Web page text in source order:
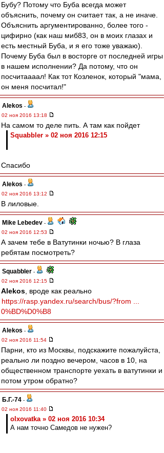
Бубу? Потому что Буба всегда может
объяснить, почему он считает так, а не иначе.
Объяснить аргументированно, более того -
цифирно (как наш миб83, он в моих глазах и
есть местный Буба, и я его тоже уважаю).
Почему Буба был в восторге от последней игры
в нашем исполнении? Да потому, что он
посчитаааал! Как тот Козленок, который "мама,
он меня посчитал!"
Alekos -
02 ноя 2016 13:18
На самом то деле пить. А там как пойдет
Squabbler » 02 ноя 2016 12:15
Спасибо
Alekos -
02 ноя 2016 13:12
В лиловые.
Mike Lebedev -
02 ноя 2016 12:53
А зачем тебе в Ватутинки ночью? В глаза
ребятам посмотреть?
Squabbler -
02 ноя 2016 12:15
Alekos , вроде как реально
https://rasp.yandex.ru/search/bus/?from ...
0%BD%D0%B8
Alekos -
02 ноя 2016 11:54
Парни, кто из Москвы, подскажите пожалуйста,
реально ли поздно вечером, часов в 10, на
общественном транспорте уехать в ватутинки и
потом утром обратно?
Б.Г.-74 -
02 ноя 2016 11:40
olxovatka » 02 ноя 2016 10:34
А нам точно Самедов не нужен?